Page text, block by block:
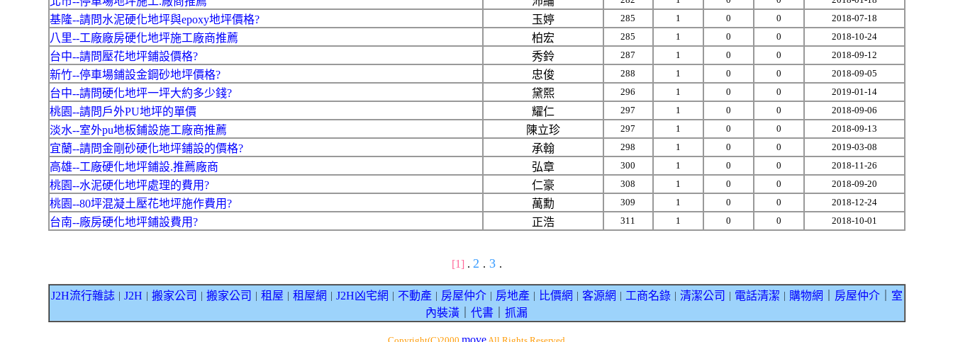
基隆--請問水泥硬化地坪與epoxy地坪價格? 玉婷 285 1 0 0 2018-07-18
八里--工廠廠房硬化地坪施工廠商推薦 柏宏 285 1 0 0 2018-10-24
台中--請問壓花地坪鋪設價格? 秀鈴 287 1 0 0 2018-09-12
新竹--停車場鋪設金鋼砂地坪價格? 忠俊 288 1 0 0 2018-09-05
台中--請問硬化地坪一坪大約多少錢? 黛熙 296 1 0 0 2019-01-14
桃園--請問戶外PU地坪的單價 耀仁 297 1 0 0 2018-09-06
淡水--室外pu地板鋪設施工廠商推薦 陳立珍 297 1 0 0 2018-09-13
宜蘭--請問金剛砂硬化地坪鋪設的價格? 承翰 298 1 0 0 2019-03-08
高雄--工廠硬化地坪鋪設.推薦廠商 弘章 300 1 0 0 2018-11-26
桃園--水泥硬化地坪處理的費用? 仁豪 308 1 0 0 2018-09-20
桃園--80坪混凝土壓花地坪施作費用? 萬勳 309 1 0 0 2018-12-24
台南--廠房硬化地坪鋪設費用? 正浩 311 1 0 0 2018-10-01
[1] . 2 . 3 .
J2H流行雜誌｜ J2H 搬家公司 搬家公司 租屋 租屋網 J2H凶宅網 不動產｜ 房屋仲介｜ 房地產｜ 比價網 客源網 工商名錄｜ 清潔公司 電話清潔 購物網 房屋仲介｜ 室
內裝潢
代書 抓漏
move